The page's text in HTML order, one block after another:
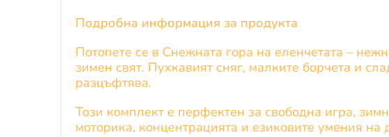
Подробна информация за продукта
Потопете се в Снежната гора на еленчетата –
зимен свят. Пухкавият сняг, малките борчета и
разцъфтява.
Този комплект е перфектен за свободна игра,
моторика, концентрацията и езиковите умения на